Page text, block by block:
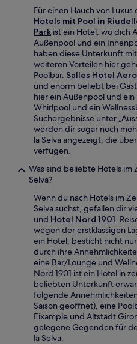
Für einen Hauch von
Hotels mit Pool in
Park ist ein Hotel, wo dich
Außenpool und ein
haben diese Unterkunft
weiteren Vorteilen hier
Poolbar. Salles Hotel
und enorm beliebt bei
hier ein Außenpool und
Whirlpool und ein
Suchergebnisse unter
werden dir sogar noch
la Selva angezeigt, die
verfügen.
Was sind beliebte Hotels im
Selva?
Wenn du nach Hotels im
Selva suchst, gefallen dir
und Hotel Nord 1901.
wegen der erstklassigen
ein Hotel, besticht nicht
durch ihre
eine Bar/Lounge und
Nord 1901 ist ein Hotel in
beliebten Unterkunft
folgende
Saison geöffnet), eine
Eixample und Altstadt
gelegene Gegenden für
la Selva.